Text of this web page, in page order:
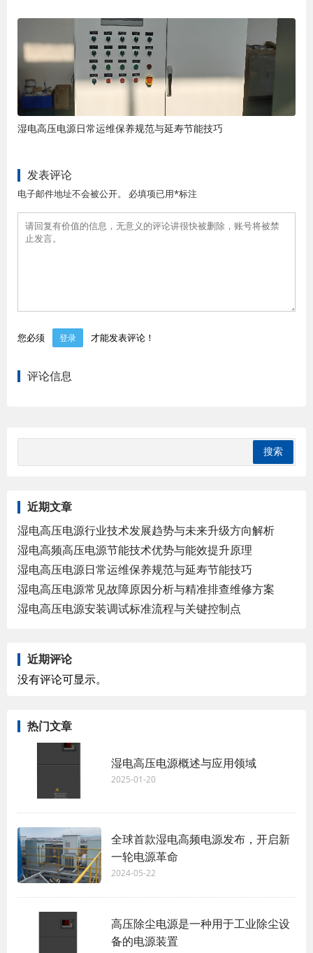
湿电高压电源日常运维保养规范与延寿节能技巧
发表评论
电子邮件地址不会被公开。 必填项已用*标注
您必须 登录 才能发表评论！
评论信息
近期文章
湿电高压电源行业技术发展趋势与未来升级方向解析
湿电高频高压电源节能技术优势与能效提升原理
湿电高压电源日常运维保养规范与延寿节能技巧
湿电高压电源常见故障原因分析与精准排查维修方案
湿电高压电源安装调试标准流程与关键控制点
近期评论
没有评论可显示。
热门文章
湿电高压电源概述与应用领域
2025-01-20
全球首款湿电高频电源发布，开启新
一轮电源革命
2024-05-22
高压除尘电源是一种用于工业除尘设
备的电源装置